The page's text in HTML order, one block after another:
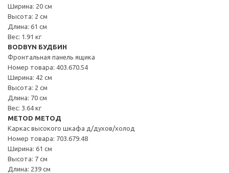
Ширина: 20 см
Высота: 2 см
Длина: 61 см
Вес: 1.91 кг
BODBYN БУДБИН
Фронтальная панель ящика
Номер товара: 403.670.54
Ширина: 42 см
Высота: 2 см
Длина: 70 см
Вес: 3.64 кг
METOD МЕТОД
Каркас высокого шкафа д/духов/холод
Номер товара: 703.679.48
Ширина: 61 см
Высота: 7 см
Длина: 239 см